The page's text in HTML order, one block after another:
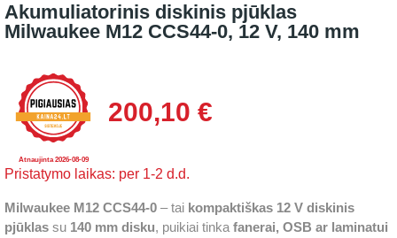
Akumuliatorinis diskinis pjūklas
Milwaukee M12 CCS44-0, 12 V, 140 mm
200,10 €
Atnaujinta 2026-08-09
Pristatymo laikas: per 1-2 d.d.
Milwaukee M12 CCS44-0 – tai kompaktiškas 12 V diskinis
pjūklas su 140 mm disku, puikiai tinka fanerai, OSB ar laminatui